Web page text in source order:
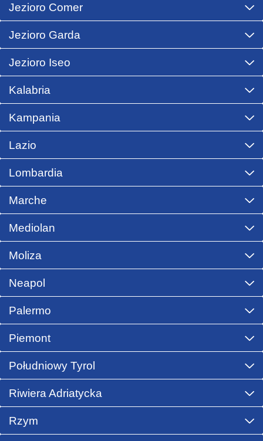
Jezioro Comer
Jezioro Garda
Jezioro Iseo
Kalabria
Kampania
Lazio
Lombardia
Marche
Mediolan
Moliza
Neapol
Palermo
Piemont
Południowy Tyrol
Riwiera Adriatycka
Rzym